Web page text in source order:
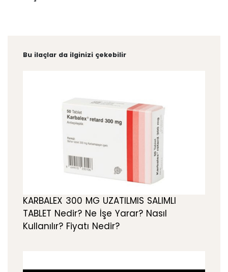
Bu ilaçlar da ilginizi çekebilir
KARBALEX 300 MG UZATILMIS SALIMLI
TABLET Nedir? Ne İşe Yarar? Nasıl
Kullanılır? Fiyatı Nedir?